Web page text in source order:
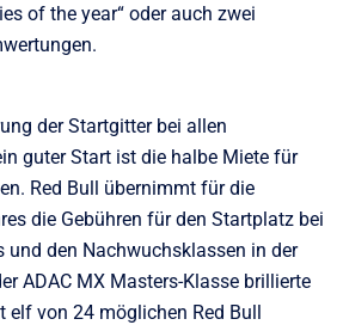
of the year“ oder auch zwei
der Startgitter bei allen
guter Start ist die halbe Miete für
Red Bull übernimmt für die
die Gebühren für den Startplatz bei
und den Nachwuchsklassen in der
ADAC MX Masters-Klasse brillierte
elf von 24 möglichen Red Bull